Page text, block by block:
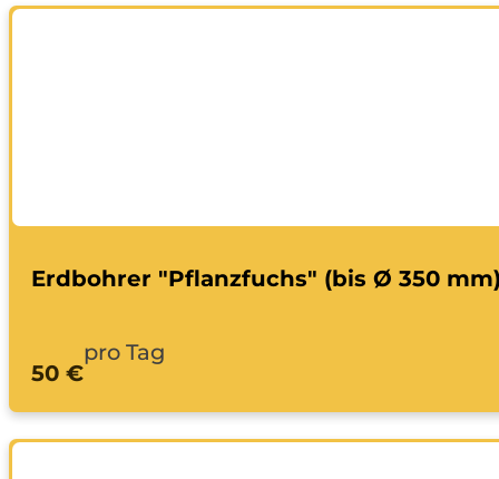
Erdbohrer "Pflanzfuchs" (bis Ø 350
50 €
pro Tag